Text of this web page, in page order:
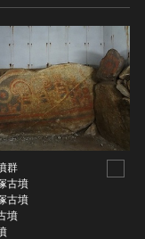
群
古墳
古墳
墳
作権未評価）
作権未決定）
著作権なし）
ORPHAN
著作物）